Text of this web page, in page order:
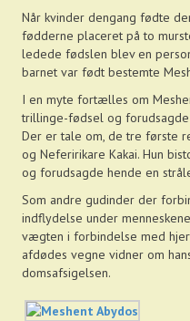
Når kvinder dengang fødte
fødderne placeret på to
ledede fødslen blev en
barnet var født bestemte
I en myte fortælles om
trillinge-fødsel og
Der er tale om, de tre første
og Neferirikare Kakai. Hun
og forudsagde hende en
Som andre gudinder der
indflydelse under
vægten i forbindelse med
afdødes vegne vidner om
domsafsigelsen.